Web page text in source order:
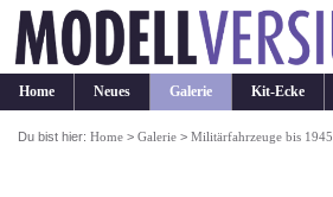
Home Neues Galerie Kit-Ecke
Du bist hier:Home >Galerie >Militärfahrzeuge bis 1945